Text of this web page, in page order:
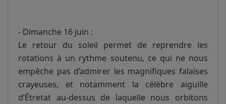
- Dimanche 16 juin :
Le retour du soleil permet de reprendre les
rotations à un rythme soutenu, ce qui ne nous
empêche pas d’admirer les magnifiques falaises
crayeuses, et notamment la célèbre aiguille
d’Étretat au-dessus de laquelle nous orbitons